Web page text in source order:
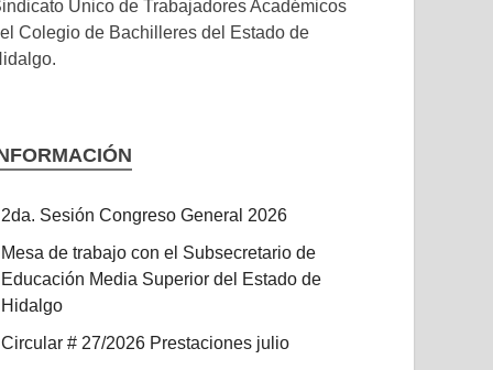
Único de Trabajadores Académicos
Colegio de Bachilleres del Estado de
2da. Sesión Congreso General 2026
Mesa de trabajo con el Subsecretario de
Educación Media Superior del Estado de
Hidalgo
Circular # 27/2026 Prestaciones julio